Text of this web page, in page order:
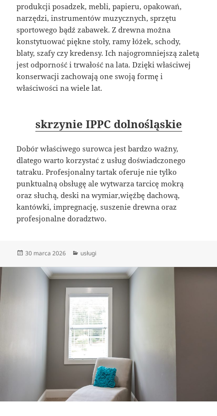
produkcji posadzek, mebli, papieru, opakowań,
narzędzi, instrumentów muzycznych, sprzętu
sportowego bądź zabawek. Z drewna można
konstytuować piękne stoły, ramy łóżek, schody,
blaty, szafy czy kredensy. Ich najogromniejszą zaletą
jest odporność i trwałość na lata. Dzięki właściwej
konserwacji zachowają one swoją formę i
właściwości na wiele lat.
skrzynie IPPC dolnośląskie
Dobór właściwego surowca jest bardzo ważny,
dlatego warto korzystać z usług doświadczonego
tatraku. Profesjonalny tartak oferuje nie tylko
punktualną obsługę ale wytwarza tarcicę mokrą
oraz słuchą, deski na wymiar,więźbę dachową,
kantówki, impregnację, suszenie drewna oraz
profesjonalne doradztwo.
Data
30 marca 2026 Kategorie
usługi